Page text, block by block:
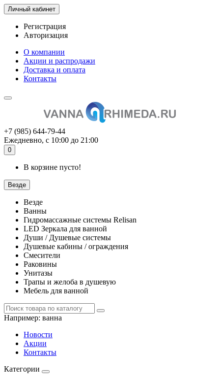
Личный кабинет
Регистрация
Авторизация
О компании
Акции и распродажи
Доставка и оплата
Контакты
+7 (985) 644-79-44
Ежедневно, с 10:00 до 21:00
0
В корзине пусто!
Везде
Везде
Ванны
Гидромассажные системы Relisan
LED Зеркала для ванной
Души / Душевые системы
Душевые кабины / ограждения
Смесители
Раковины
Унитазы
Трапы и желоба в душевую
Мебель для ванной
Например: ванна
Новости
Акции
Контакты
Категории